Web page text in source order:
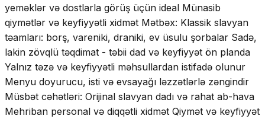
yeməklər və dostlarla görüş üçün ideal Münasib
qiymətlər və keyfiyyətli xidmət Mətbəx: Klassik slavyan
təamları: borş, vareniki, draniki, ev üsulu şorbalar Sadə,
lakin zövqlü təqdimat - təbii dad və keyfiyyət ön planda
Yalnız təzə və keyfiyyətli məhsullardan istifadə olunur
Menyu doyurucu, isti və evsayağı ləzzətlərlə zəngindir
Müsbət cəhətləri: Orijinal slavyan dadı və rahat ab-hava
Mehriban personal və diqqətli xidmət Qiymət və keyfiyyət